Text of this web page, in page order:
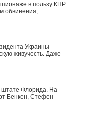
в пользу КНР.
обвинения,
Украины
живучесть. Даже
штате Флорида. На
Бенкен, Стефен